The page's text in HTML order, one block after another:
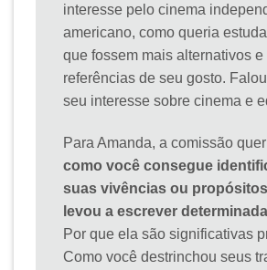
interesse pelo cinema
americano, como queria
que fossem mais alternativos e
referências de seu gosto.
seu interesse sobre cinema e
Para Amanda, a comissão
como você consegue
suas vivências ou
levou a escrever
Por que ela são significativas
Como você destrinchou seus